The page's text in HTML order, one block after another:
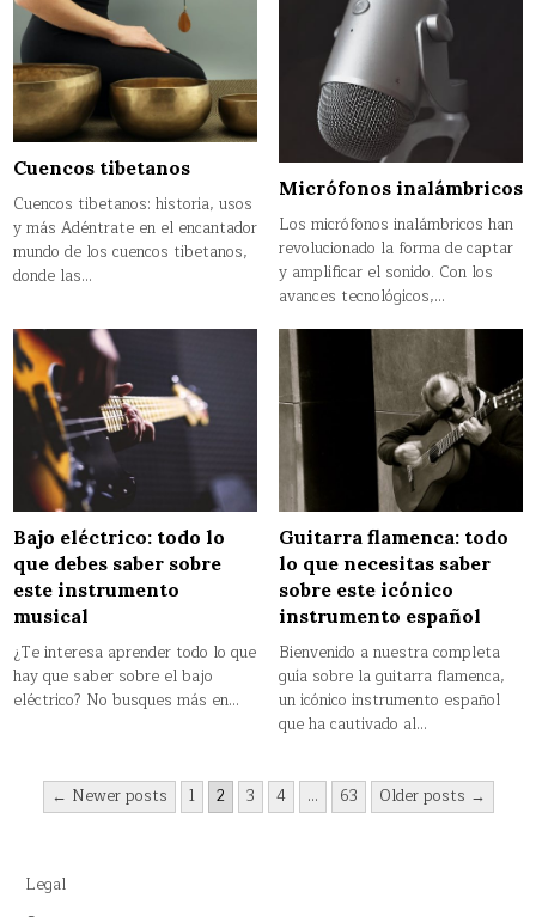
Cuencos tibetanos
Cuencos tibetanos: historia, usos
y más Adéntrate en el encantador
mundo de los cuencos tibetanos,
donde las…
Micrófonos inalámbricos
Los micrófonos inalámbricos han
revolucionado la forma de captar
y amplificar el sonido. Con los
avances tecnológicos,…
Bajo eléctrico: todo lo
que debes saber sobre
este instrumento
musical
¿Te interesa aprender todo lo que
hay que saber sobre el bajo
eléctrico? No busques más en…
Guitarra flamenca: todo
lo que necesitas saber
sobre este icónico
instrumento español
Bienvenido a nuestra completa
guía sobre la guitarra flamenca,
un icónico instrumento español
que ha cautivado al…
Paginación
← Newer posts 1 2 3 4 … 63 Older posts →
Legal